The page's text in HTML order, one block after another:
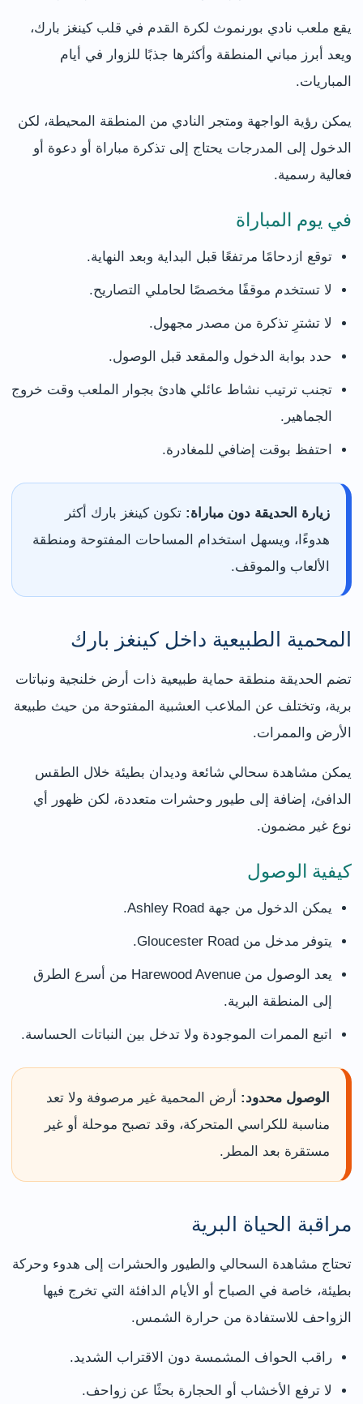
يقع ملعب نادي بورنموث لكرة القدم في قلب كينغز بارك،
ويعد أبرز مباني المنطقة وأكثرها جذبًا للزوار في أيام
المباريات.
يمكن رؤية الواجهة ومتجر النادي من المنطقة المحيطة، لكن
الدخول إلى المدرجات يحتاج إلى تذكرة مباراة أو دعوة أو
فعالية رسمية.
في يوم المباراة
توقع ازدحامًا مرتفعًا قبل البداية وبعد النهاية.
لا تستخدم موقفًا مخصصًا لحاملي التصاريح.
لا تشترِ تذكرة من مصدر مجهول.
حدد بوابة الدخول والمقعد قبل الوصول.
تجنب ترتيب نشاط عائلي هادئ بجوار الملعب وقت خروج
الجماهير.
احتفظ بوقت إضافي للمغادرة.
زيارة الحديقة دون مباراة: تكون كينغز بارك أكثر
هدوءًا، ويسهل استخدام المساحات المفتوحة ومنطقة
الألعاب والموقف.
المحمية الطبيعية داخل كينغز بارك
تضم الحديقة منطقة حماية طبيعية ذات أرض خلنجية ونباتات
برية، وتختلف عن الملاعب العشبية المفتوحة من حيث طبيعة
الأرض والممرات.
يمكن مشاهدة سحالي شائعة وديدان بطيئة خلال الطقس
الدافئ، إضافة إلى طيور وحشرات متعددة، لكن ظهور أي
نوع غير مضمون.
كيفية الوصول
يمكن الدخول من جهة Ashley Road.
يتوفر مدخل من Gloucester Road.
يعد الوصول من Harewood Avenue من أسرع الطرق
إلى المنطقة البرية.
اتبع الممرات الموجودة ولا تدخل بين النباتات الحساسة.
الوصول محدود: أرض المحمية غير مرصوفة ولا تعد
مناسبة للكراسي المتحركة، وقد تصبح موحلة أو غير
مستقرة بعد المطر.
مراقبة الحياة البرية
تحتاج مشاهدة السحالي والطيور والحشرات إلى هدوء وحركة
بطيئة، خاصة في الصباح أو الأيام الدافئة التي تخرج فيها
الزواحف للاستفادة من حرارة الشمس.
راقب الحواف المشمسة دون الاقتراب الشديد.
لا ترفع الأخشاب أو الحجارة بحثًا عن زواحف.